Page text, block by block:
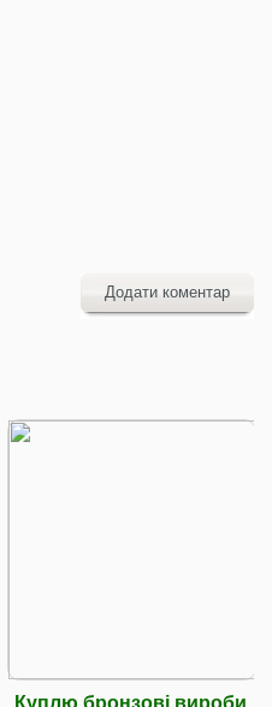
Додати коментар
Куплю бронзові вироби